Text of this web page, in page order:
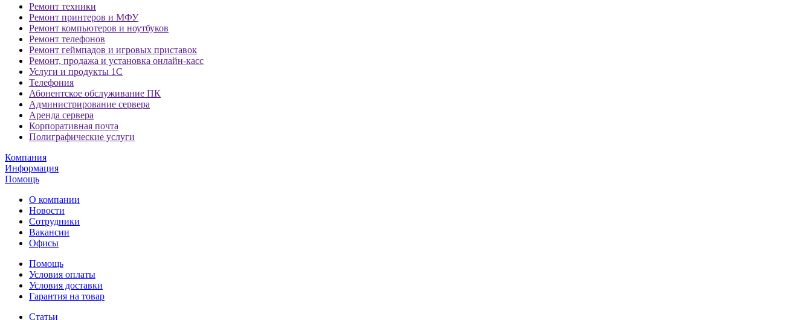
Ремонт техники
Ремонт принтеров и МФУ
Ремонт компьютеров и ноутбуков
Ремонт телефонов
Ремонт геймпадов и игровых приставок
Ремонт, продажа и установка онлайн-касс
Услуги и продукты 1С
Телефония
Абонентское обслуживание ПК
Администрирование сервера
Аренда сервера
Корпоративная почта
Полиграфические услуги
Компания
Информация
Помощь
О компании
Новости
Сотрудники
Вакансии
Офисы
Помощь
Условия оплаты
Условия доставки
Гарантия на товар
Статьи